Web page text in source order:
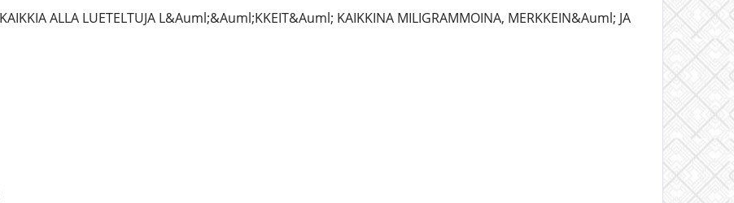
ALLA LUETELTUJA L&Auml;&Auml;KKEIT&Auml; KAIKKINA MILIGRAMMOINA, MERKKEIN&Auml; JA